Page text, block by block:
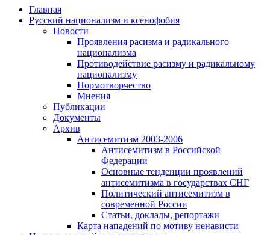
Главная
Русский национализм и ксенофобия
Новости
Проявления расизма и радикального
национализма
Противодействие расизму и радикальному
национализму
Нормотворчество
Мнения
Публикации
Документы
Архив
Антисемитизм 2003-2006
Антисемитизм в Российской
Федерации
Основные тенденции проявлений
антисемитизма в государствах СНГ
Политический антисемитизм в
современной России
Статьи, доклады, репортажи
Карта нападений по мотиву ненависти